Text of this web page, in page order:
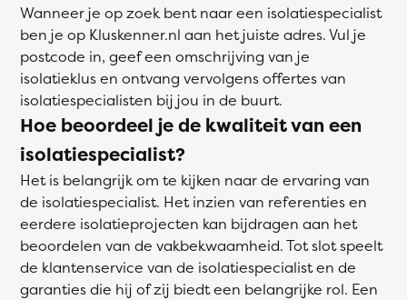
Wanneer je op zoek bent naar een isolatiespecialist
ben je op Kluskenner.nl aan het juiste adres. Vul je
postcode in, geef een omschrijving van je
isolatieklus en ontvang vervolgens offertes van
isolatiespecialisten bij jou in de buurt.
Hoe beoordeel je de kwaliteit van een
isolatiespecialist?
Het is belangrijk om te kijken naar de ervaring van
de isolatiespecialist. Het inzien van referenties en
eerdere isolatieprojecten kan bijdragen aan het
beoordelen van de vakbekwaamheid. Tot slot speelt
de klantenservice van de isolatiespecialist en de
garanties die hij of zij biedt een belangrijke rol. Een